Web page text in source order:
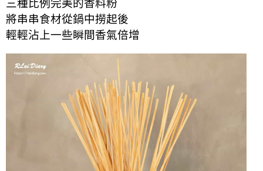
三種比例完美的香料粉
將串串食材從鍋中撈起後
輕輕沾上一些瞬間香氣倍增